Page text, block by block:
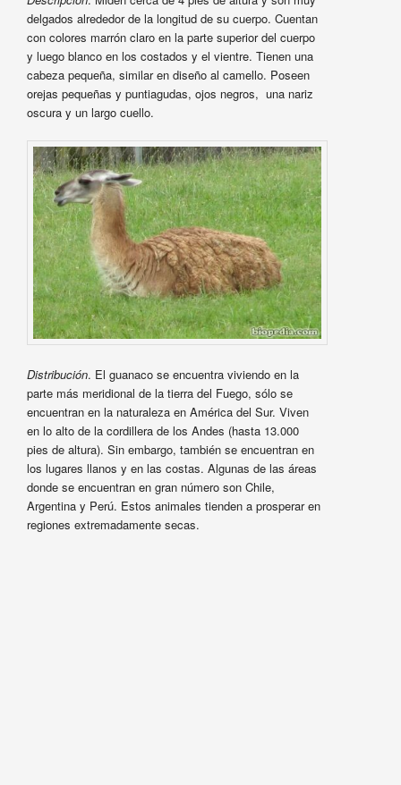
delgados alrededor de la longitud de su cuerpo. Cuentan
con colores marrón claro en la parte superior del cuerpo
y luego blanco en los costados y el vientre. Tienen una
cabeza pequeña, similar en diseño al camello. Poseen
orejas pequeñas y puntiagudas, ojos negros, una nariz
oscura y un largo cuello.
Distribución. El guanaco se encuentra viviendo en la
parte más meridional de la tierra del Fuego, sólo se
encuentran en la naturaleza en América del Sur. Viven
en lo alto de la cordillera de los Andes (hasta 13.000
pies de altura). Sin embargo, también se encuentran en
los lugares llanos y en las costas. Algunas de las áreas
donde se encuentran en gran número son Chile,
Argentina y Perú. Estos animales tienden a prosperar en
regiones extremadamente secas.